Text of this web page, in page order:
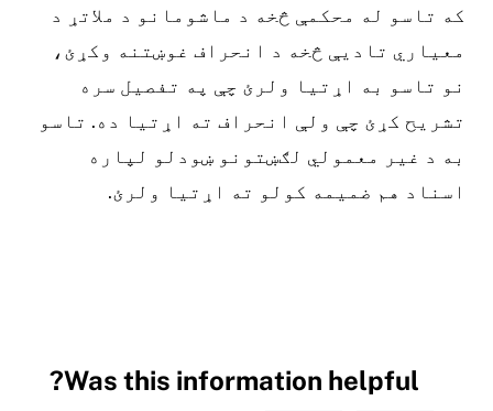
که تاسو له محکمې څخه د ماشومانو د ملاتړ د
معیاري تادیې څخه د انحراف غوښتنه وکړئ،
نو تاسو به اړتیا ولرئ چې په تفصیل سره
تشریح کړئ چې ولې انحراف ته اړتیا ده. تاسو
به د غیر معمولي لګښتونو ښودلو لپاره
اسناد هم ضمیمه کولو ته اړتیا ولرئ.
Was this information helpful?